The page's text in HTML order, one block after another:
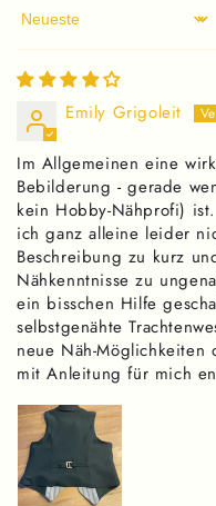
Sort by
Emily Grigoleit
Im Allgemeinen eine
Bebilderung - gerade
kein Hobby-Nähprofi)
ich ganz alleine leider
Beschreibung zu kurz
Nähkenntnisse zu
ein bisschen Hilfe
selbstgenähte
neue Näh-Möglichkeiten
mit Anleitung für mich